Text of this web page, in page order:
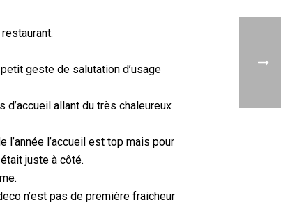
geste de salutation d’usage
allant du très chaleureux
l’accueil est top mais pour
juste à côté.
n’est pas de première fraicheur